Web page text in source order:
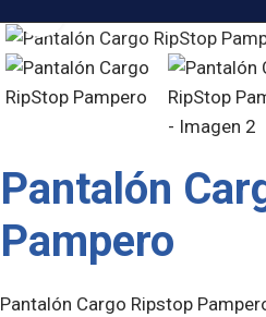
Pantalón
Pampero
Pantalón Cargo Ripstop